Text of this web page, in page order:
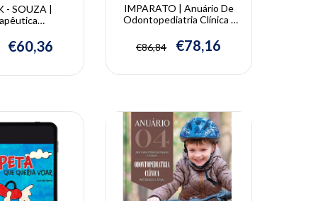
- SOUZA |
| Juliana
e Juliana
€60,36
IMPARATO | Anuário De
Odontopediatria Clínica -
José Carlos Pettorossi
Imparato
€86,84 €78,16